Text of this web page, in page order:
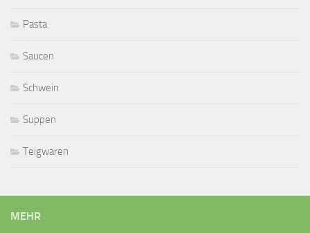
Pasta
Saucen
Schwein
Suppen
Teigwaren
MEHR